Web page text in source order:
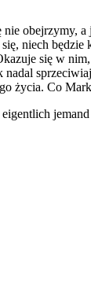
niech będzie
się w
życia. Co